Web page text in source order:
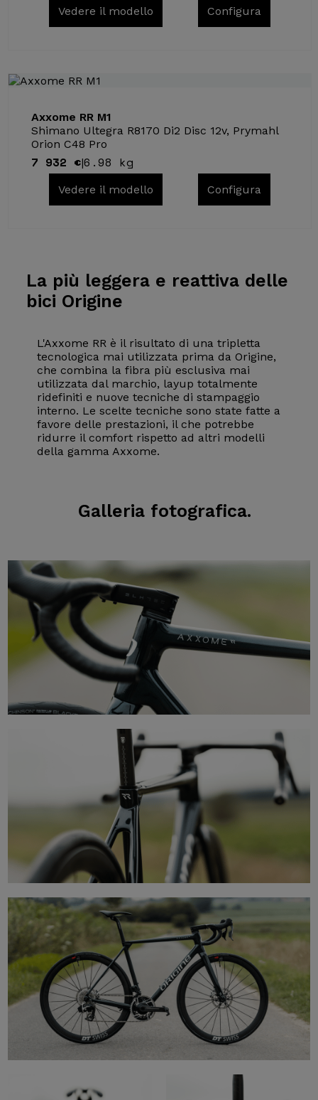
Vedere il modello Configura
Axxome RR M1
Shimano Ultegra R8170 Di2 Disc 12v, Prymahl
Orion C48 Pro
7 932 €|6.98 kg
Vedere il modello Configura
La più leggera e reattiva delle
bici Origine
L'Axxome RR è il risultato di una tripletta
tecnologica mai utilizzata prima da Origine,
che combina la fibra più esclusiva mai
utilizzata dal marchio, layup totalmente
ridefiniti e nuove tecniche di stampaggio
interno. Le scelte tecniche sono state fatte a
favore delle prestazioni, il che potrebbe
ridurre il comfort rispetto ad altri modelli
della gamma Axxome.
Galleriafotografica.